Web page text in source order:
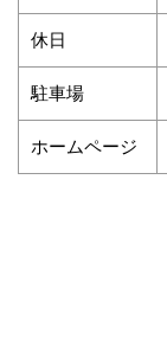
休日
駐車場
ホームページ